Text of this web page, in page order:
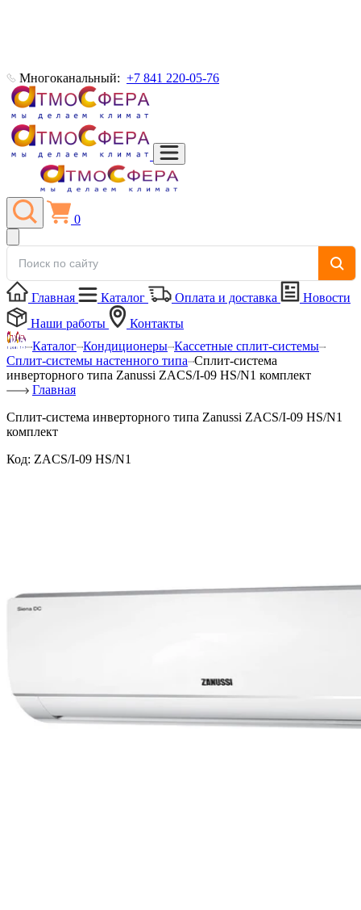
Многоканальный: +7 841 220-05-76
0
Главная Каталог Оплата и доставка
Новости
Наши работы
Контакты
Каталог Кондиционеры Кассетные сплит-системы
Сплит-системы настенного типа Сплит-система
инверторного типа Zanussi ZACS/I-09 HS/N1 комплект
Главная
Сплит-система инверторного типа Zanussi ZACS/I-09 HS/N1
комплект
Код: ZACS/I-09 HS/N1